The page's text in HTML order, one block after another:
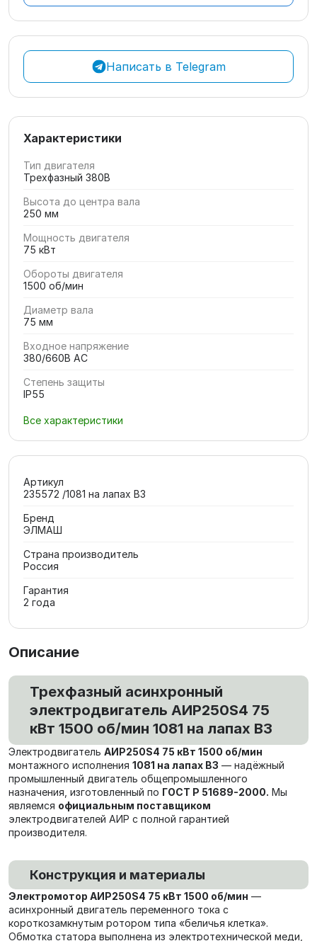
Написать в Telegram
Характеристики
Тип двигателя
Трехфазный 380В
Высота до центра вала
250 мм
Мощность двигателя
75 кВт
Обороты двигателя
1500 об/мин
Диаметр вала
75 мм
Входное напряжение
380/660В AC
Степень защиты
IP55
Все характеристики
Артикул
235572 /1081 на лапах В3
Бренд
ЭЛМАШ
Страна производитель
Россия
Гарантия
2 года
Описание
Трехфазный асинхронный
электродвигатель АИР250S4 75
кВт 1500 об/мин 1081 на лапах В3
Электродвигатель АИР250S4 75 кВт 1500 об/мин
монтажного исполнения 1081 на лапах В3 — надёжный
промышленный двигатель общепромышленного
назначения, изготовленный по ГОСТ Р 51689-2000. Мы
являемся официальным поставщиком
электродвигателей АИР с полной гарантией
производителя.
Конструкция и материалы
Электромотор АИР250S4 75 кВт 1500 об/мин —
асинхронный двигатель переменного тока с
короткозамкнутым ротором типа «беличья клетка».
Обмотка статора выполнена из электротехнической меди,